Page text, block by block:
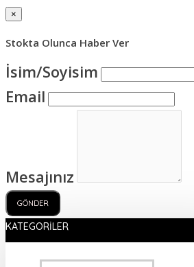
×
Stokta Olunca Haber Ver
İsim/Soyisim
Email
Mesajınız
GÖNDER
KATEGORILER